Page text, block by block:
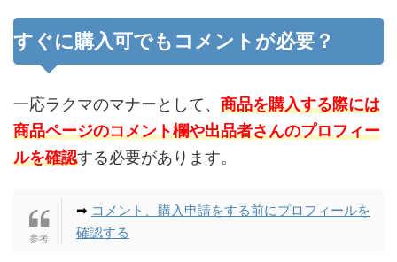
すぐに購入可でもコメントが必要？
一応ラクマのマナーとして、 商品を購入する際には
商品ページのコメント欄や出品者さんのプロフィー
ルを確認する必要があります。
➡ コメント、購入申請をする前にプロフィールを
確認する